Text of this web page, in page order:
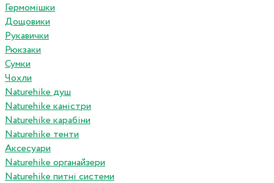
Гермомішки
Дощовики
Рукавички
Рюкзаки
Сумки
Чохли
Naturehike душ
Naturehike каністри
Naturehike карабіни
Naturehike тенти
Аксесуари
Naturehike органайзери
Naturehike питні системи